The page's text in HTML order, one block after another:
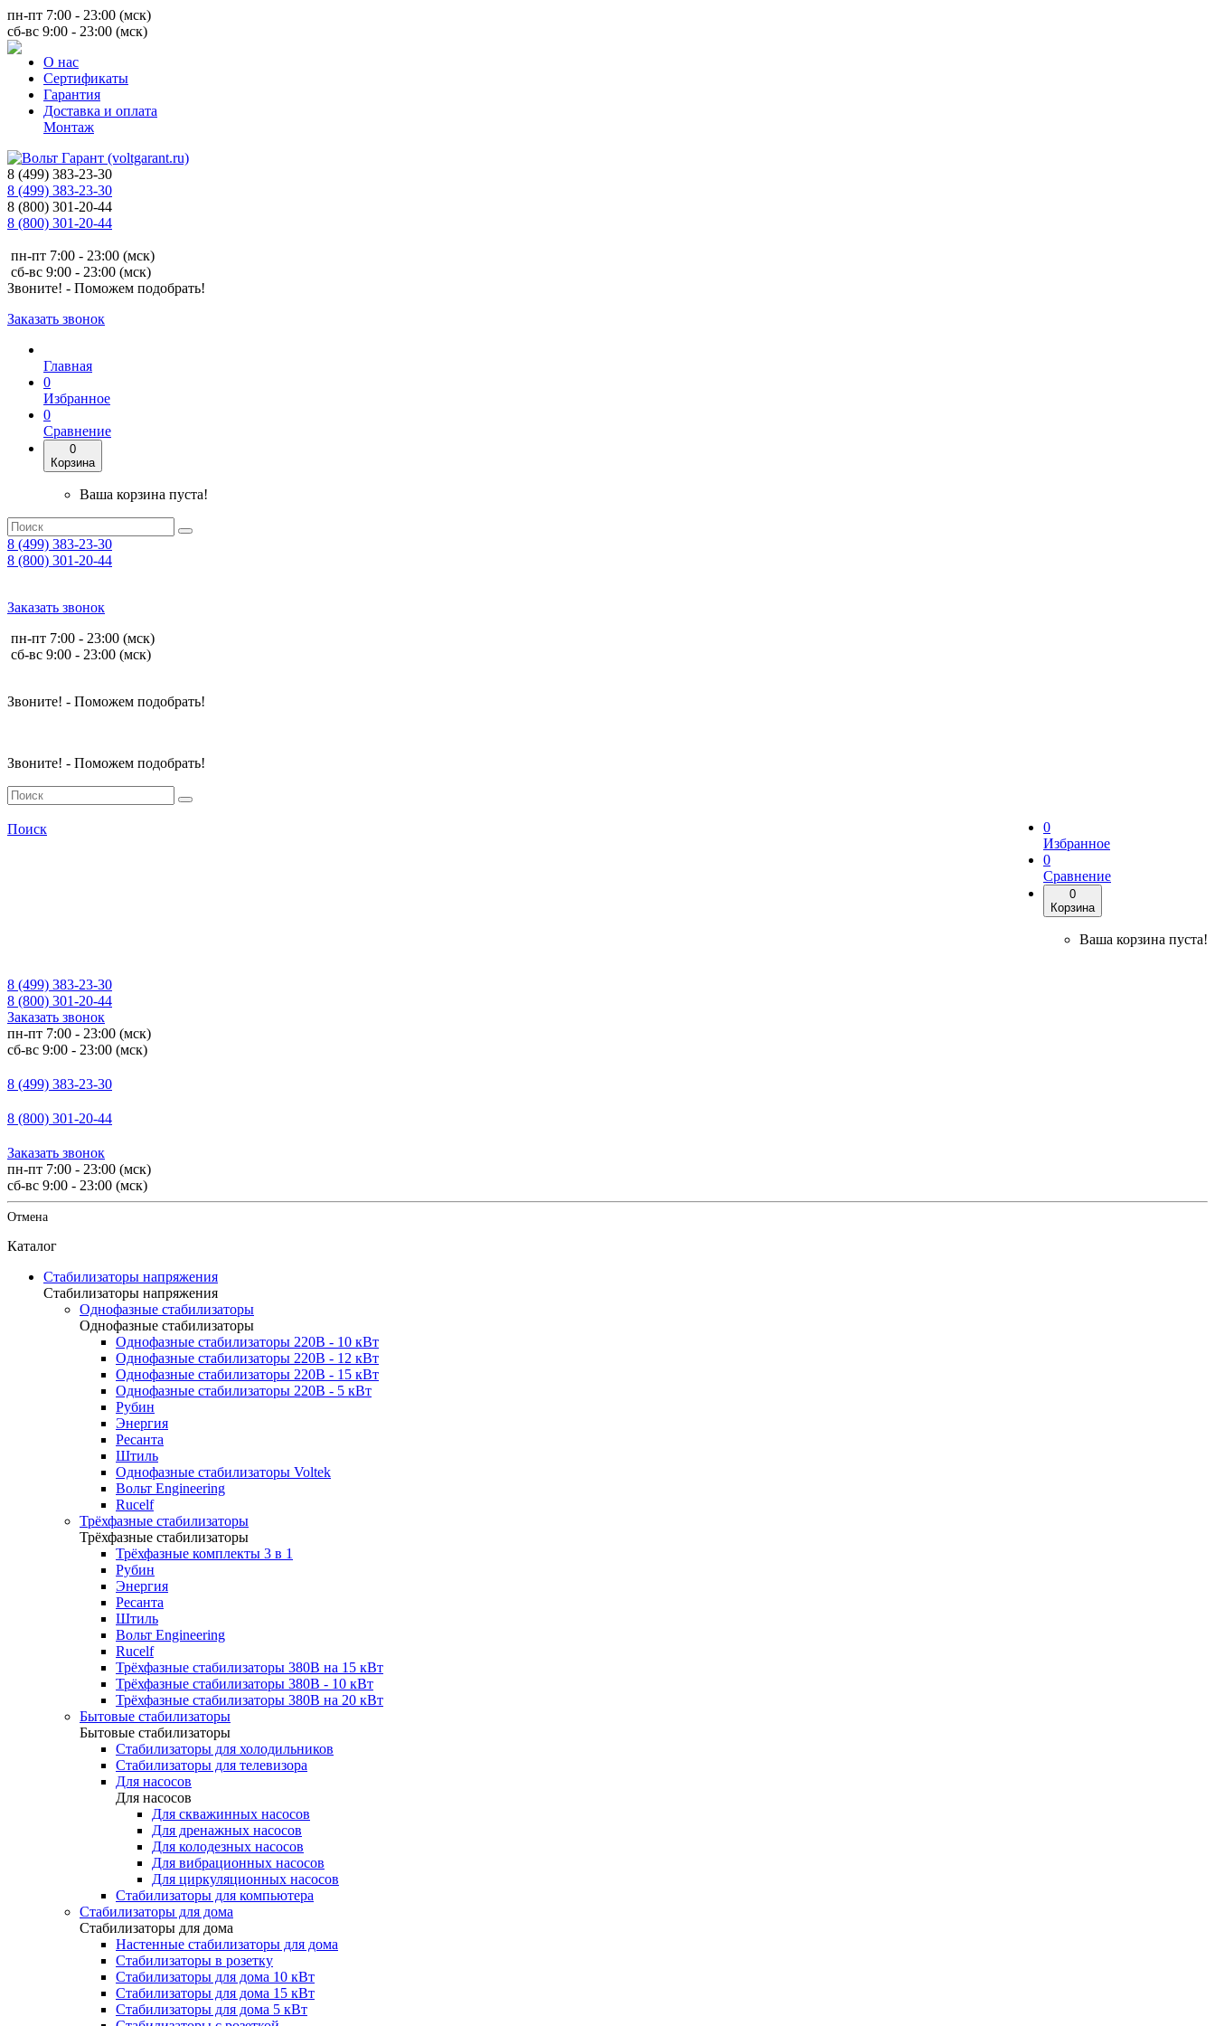
пн-пт 7:00 - 23:00 (мск)
сб-вс 9:00 - 23:00 (мск)
О нас
Сертификаты
Гарантия
Доставка и оплата
Монтаж
8 (499) 383-23-30
8 (499) 383-23-30
8 (800) 301-20-44
8 (800) 301-20-44
пн-пт 7:00 - 23:00 (мск)
сб-вс 9:00 - 23:00 (мск)
Звоните! - Поможем подобрать!
Заказать звонок
Главная
0
Избранное
0
Сравнение
0
Корзина
Ваша корзина пуста!
8 (499) 383-23-30
8 (800) 301-20-44
Заказать звонок
пн-пт 7:00 - 23:00 (мск)
сб-вс 9:00 - 23:00 (мск)
Звоните! - Поможем подобрать!
Звоните! - Поможем подобрать!
0
Избранное
0
Сравнение
0
Корзина
Ваша корзина пуста!
Поиск
8 (499) 383-23-30
8 (800) 301-20-44
Заказать звонок
пн-пт 7:00 - 23:00 (мск)
сб-вс 9:00 - 23:00 (мск)
8 (499) 383-23-30
8 (800) 301-20-44
Заказать звонок
пн-пт 7:00 - 23:00 (мск)
сб-вс 9:00 - 23:00 (мск)
Отмена
Каталог
Стабилизаторы напряжения
Стабилизаторы напряжения
Однофазные стабилизаторы
Однофазные стабилизаторы
Однофазные стабилизаторы 220В - 10 кВт
Однофазные стабилизаторы 220В - 12 кВт
Однофазные стабилизаторы 220В - 15 кВт
Однофазные стабилизаторы 220В - 5 кВт
Рубин
Энергия
Ресанта
Штиль
Однофазные стабилизаторы Voltek
Вольт Engineering
Rucelf
Трёхфазные стабилизаторы
Трёхфазные стабилизаторы
Трёхфазные комплекты 3 в 1
Рубин
Энергия
Ресанта
Штиль
Вольт Engineering
Rucelf
Трёхфазные стабилизаторы 380В на 15 кВт
Трёхфазные стабилизаторы 380В - 10 кВт
Трёхфазные стабилизаторы 380В на 20 кВт
Бытовые стабилизаторы
Бытовые стабилизаторы
Стабилизаторы для холодильников
Стабилизаторы для телевизора
Для насосов
Для насосов
Для скважинных насосов
Для дренажных насосов
Для колодезных насосов
Для вибрационных насосов
Для циркуляционных насосов
Стабилизаторы для компьютера
Стабилизаторы для дома
Стабилизаторы для дома
Настенные стабилизаторы для дома
Стабилизаторы в розетку
Стабилизаторы для дома 10 кВт
Стабилизаторы для дома 15 кВт
Стабилизаторы для дома 5 кВт